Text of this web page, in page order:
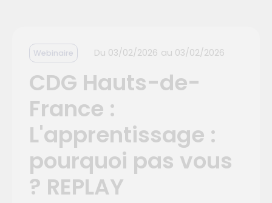
Webinaire Du 03/02/2026 au 03/02/2026
CDG Hauts-de-
France :
L'apprentissage :
pourquoi pas vous
? REPLAY